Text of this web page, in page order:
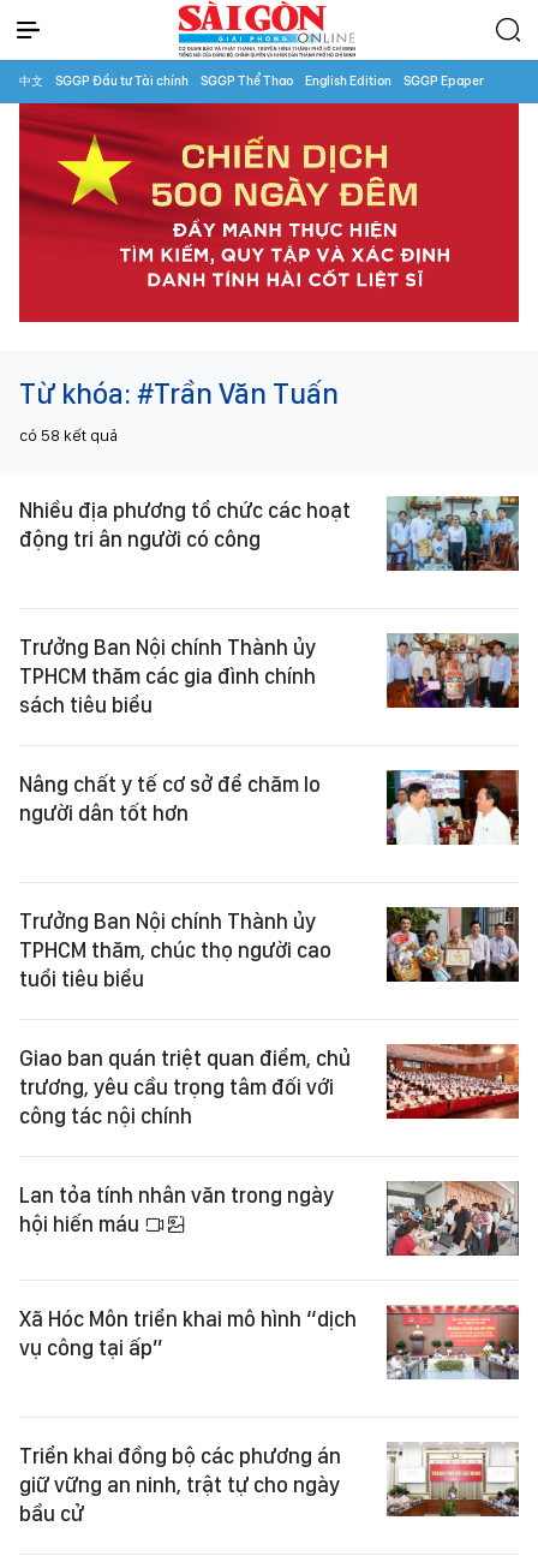
中文 SGGP Đầu tư Tài chính SGGP Thể Thao English Edition SGGP Epaper
Từ khóa: #Trần Văn Tuấn
có 58 kết quả
Nhiều địa phương tổ chức các hoạt
động tri ân người có công
Trưởng Ban Nội chính Thành ủy
TPHCM thăm các gia đình chính
sách tiêu biểu
Nâng chất y tế cơ sở để chăm lo
người dân tốt hơn
Trưởng Ban Nội chính Thành ủy
TPHCM thăm, chúc thọ người cao
tuổi tiêu biểu
Giao ban quán triệt quan điểm, chủ
trương, yêu cầu trọng tâm đối với
công tác nội chính
Lan tỏa tính nhân văn trong ngày
hội hiến máu
Xã Hóc Môn triển khai mô hình “dịch
vụ công tại ấp”
Triển khai đồng bộ các phương án
giữ vững an ninh, trật tự cho ngày
bầu cử